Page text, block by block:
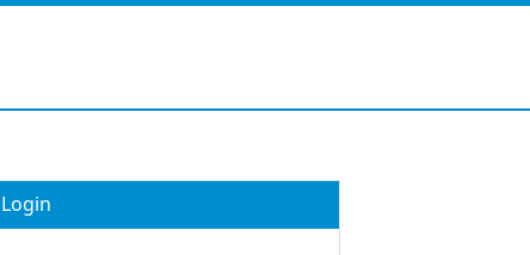
Login